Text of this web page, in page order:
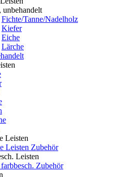
unbehandelt
Fichte/Tanne/Nadelholz
Kiefer
Eiche
Lärche
Leisten
Leisten Zubehör
Leisten
Zubehör